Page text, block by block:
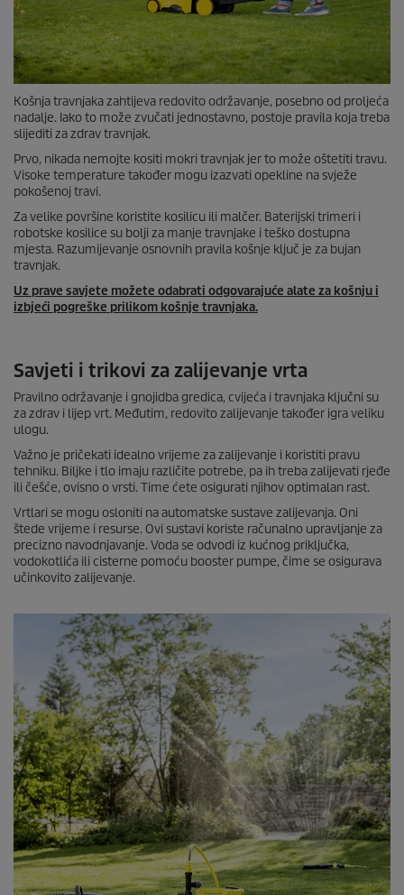
Košnja travnjaka zahtijeva redovito održavanje, posebno od proljeća
nadalje. Iako to može zvučati jednostavno, postoje pravila koja treba
slijediti za zdrav travnjak.
Prvo, nikada nemojte kositi mokri travnjak jer to može oštetiti travu.
Visoke temperature također mogu izazvati opekline na svježe
pokošenoj travi.
Za velike površine koristite kosilicu ili malčer. Baterijski trimeri i
robotske kosilice su bolji za manje travnjake i teško dostupna
mjesta. Razumijevanje osnovnih pravila košnje ključ je za bujan
travnjak.
Uz prave savjete možete odabrati odgovarajuće alate za košnju i
izbjeći pogreške prilikom košnje travnjaka.
Savjeti i trikovi za zalijevanje vrta
Pravilno održavanje i gnojidba gredica, cvijeća i travnjaka ključni su
za zdrav i lijep vrt. Međutim, redovito zalijevanje također igra veliku
ulogu.
Važno je pričekati idealno vrijeme za zalijevanje i koristiti pravu
tehniku. Biljke i tlo imaju različite potrebe, pa ih treba zalijevati rjeđe
ili češće, ovisno o vrsti. Time ćete osigurati njihov optimalan rast.
Vrtlari se mogu osloniti na automatske sustave zalijevanja. Oni
štede vrijeme i resurse. Ovi sustavi koriste računalno upravljanje za
precizno navodnjavanje. Voda se odvodi iz kućnog priključka,
vodokotlića ili cisterne pomoću booster pumpe, čime se osigurava
učinkovito zalijevanje.